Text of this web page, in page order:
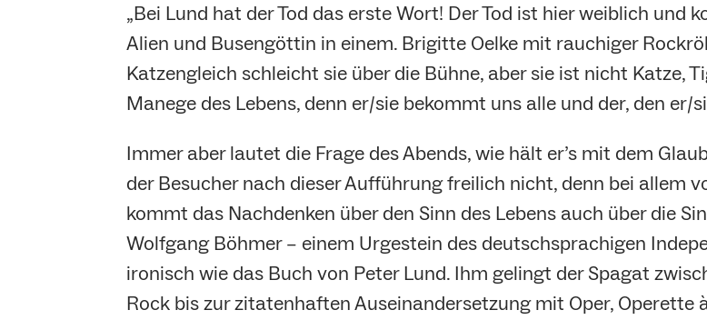
„Bei Lund hat der Tod das erste Wort! Der Tod ist hier weiblich
Alien und Busengöttin in einem. Brigitte Oelke mit rauchiger
Katzengleich schleicht sie über die Bühne, aber sie ist nicht Katze,
Manege des Lebens, denn er/sie bekommt uns alle und der, den
Immer aber lautet die Frage des Abends, wie hält er’s mit dem
der Besucher nach dieser Aufführung freilich nicht, denn bei allem
kommt das Nachdenken über den Sinn des Lebens auch über die
Wolfgang Böhmer – einem Urgestein des deutschsprachigen
ironisch wie das Buch von Peter Lund. Ihm gelingt der Spagat
Rock bis zur zitatenhaften Auseinandersetzung mit Oper, Operette